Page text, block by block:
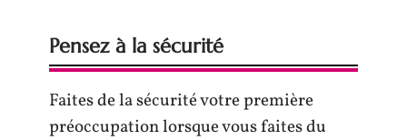
Pensez à la sécurité
Faites de la sécurité votre première
préoccupation lorsque vous faites du